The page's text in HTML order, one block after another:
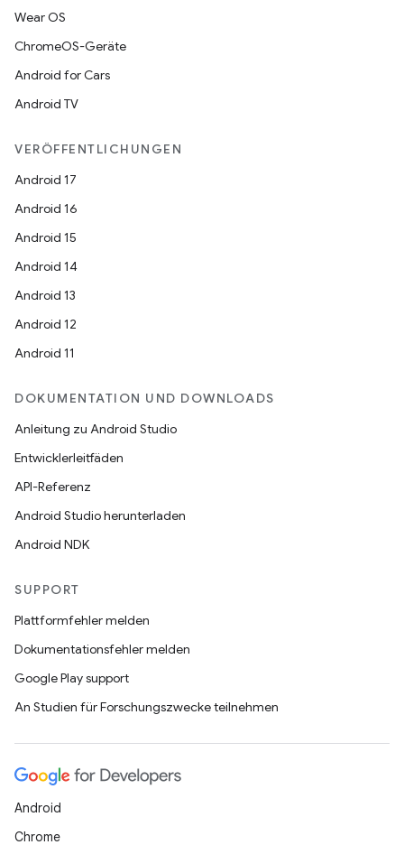
Wear OS
ChromeOS-Geräte
Android for Cars
Android TV
VERÖFFENTLICHUNGEN
Android 17
Android 16
Android 15
Android 14
Android 13
Android 12
Android 11
DOKUMENTATION UND DOWNLOADS
Anleitung zu Android Studio
Entwicklerleitfäden
API-Referenz
Android Studio herunterladen
Android NDK
SUPPORT
Plattformfehler melden
Dokumentationsfehler melden
Google Play support
An Studien für Forschungszwecke teilnehmen
Android
Chrome